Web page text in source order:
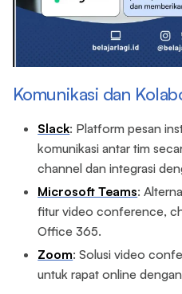
Komunikasi dan
Slack: Platform pesan
komunikasi antar tim
channel dan integrasi
Microsoft Teams:
fitur video conference,
Office 365.
Zoom: Solusi video
untuk rapat online